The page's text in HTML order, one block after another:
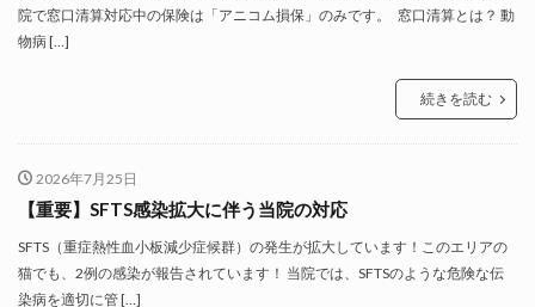
院で窓口清算対応中の保険は「アニコム損保」のみです。 窓口清算とは？ 動
物病 […]
続きを読む
2026年7月25日
【重要】SFTS感染拡大に伴う当院の対応
SFTS（重症熱性血小板減少症候群）の発生が拡大しています！このエリアの
猫でも、2例の感染が報告されています！ 当院では、SFTSのような危険な伝
染病を適切に管 […]